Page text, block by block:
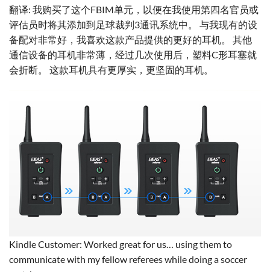
翻译: 我购买了这个FBIM单元，以便在我使用第四名官员或
评估员时将其添加到足球裁判3通讯系统中。 与我现有的设
备配对非常好，我喜欢这款产品提供的更好的耳机。 其他
通信设备的耳机非常薄，经过几次使用后，塑料C形耳塞就
会折断。 这款耳机具有更厚实，更坚固的耳机。
Kindle Customer: Worked great for us… using them to
communicate with my fellow referees while doing a soccer